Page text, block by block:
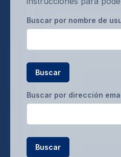
Buscar por nombre de
Buscar por dirección